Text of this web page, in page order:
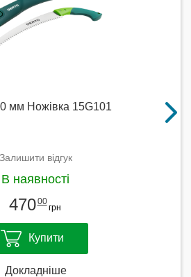
мм Ножівка 15G101
Залишити відгук
В наявності
47000
грн
Купити
Докладніше